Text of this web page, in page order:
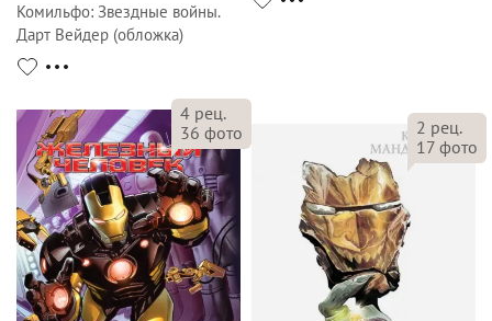
Комильфо: Звездные войны.
Дарт Вейдер (обложка)
4 рец.
36 фото 2 рец.
17 фото